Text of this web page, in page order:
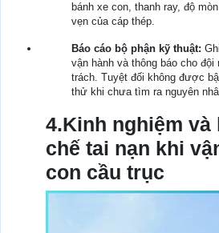
bánh xe con, thanh ray, độ
vẹn của cáp thép.
Báo cáo bộ phận kỹ thuật:
vận hành và thông báo cho
trách. Tuyệt đối không được
thử khi chưa tìm ra nguyên
4.Kinh nghiệm và
chế tai nạn khi
con cầu trục